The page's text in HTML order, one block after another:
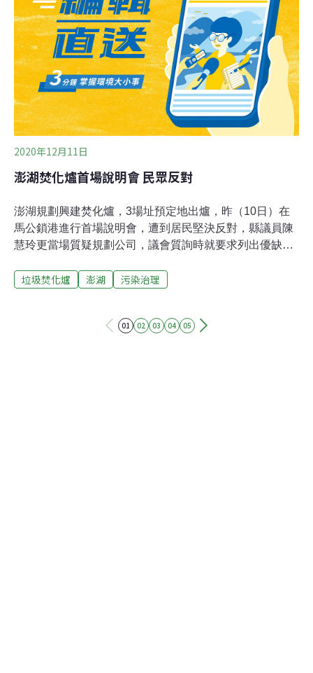
檢討、重建可被落實的廢棄物再利用管理制度。環保署則
表示，將持續蒐集各界意見，在今年6月底提出《廢清
法》修正草案。從末端清除到源頭管制 立委揭廢棄物治理
亂象 根據環保署統計，2020年共有1951萬噸的事業廢棄
物產生，其中有高達85%進行「再利用」處理，15%以焚
化處理。然而，近年來事業廢棄物違
2020年12月11日
澎湖焚化爐首場說明會 民眾反對
澎湖規劃興建焚化爐，3場址預定地出爐，昨（10日）在
馬公鎖港進行首場說明會，遭到居民堅決反對，縣議員陳
慧玲更當場質疑規劃公司，議會質詢時就要求列出優缺
保局規劃，初步勘選3處適宜之場址，分別位於馬公市
地，面積約17.9公頃）及白沙鄉（後寮南段533地號等12
垃圾焚化爐 澎湖 污染治理
01 02 03 04 05